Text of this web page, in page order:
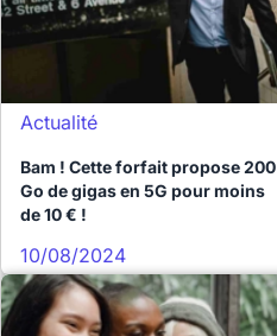
Actualité
Bam ! Cette forfait propose 200
Go de gigas en 5G pour moins
de 10 € !
10/08/2024